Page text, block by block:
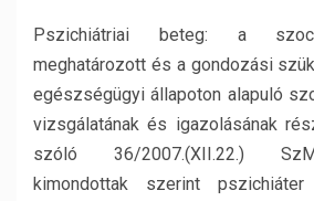
Pszichiátriai beteg: a
meghatározott és a gondozási
egészségügyi állapoton alapuló
vizsgálatának és igazolásának
szóló 36/2007.(XII.22.)
kimondottak szerint